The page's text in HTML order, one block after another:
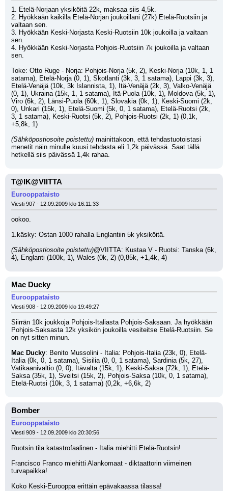
1. Etelä-Norjaan yksiköitä 22k, maksaa siis 4,5k.
2. Hyökkään kaikilla Etelä-Norjan joukoillani (27k) Etelä-Ruotsiin ja
valtaan sen.
3. Hyökkään Keski-Norjasta Keski-Ruotsiin 10k joukoilla ja valtaan
sen.
4. Hyökkään Keski-Norjasta Pohjois-Ruotsiin 7k joukoilla ja valtaan
sen.
Toke: Otto Ruge - Norja: Pohjois-Norja (5k, 2), Keski-Norja (10k, 1, 1
satama), Etelä-Norja (0, 1), Skotlanti (3k, 3, 1 satama), Lappi (3k, 3),
Etelä-Venäjä (10k, 3k Islannista, 1), Itä-Venäjä (2k, 3), Valko-Venäjä
(0, 1), Ukraina (15k, 1, 1 satama), Itä-Puola (10k, 1), Moldova (5k, 1),
Viro (6k, 2), Länsi-Puola (60k, 1), Slovakia (0k, 1), Keski-Suomi (2k,
0), Unkari (15k, 1), Etelä-Suomi (5k, 0, 1 satama), Etelä-Ruotsi (2k,
3, 1 satama), Keski-Ruotsi (5k, 2), Pohjois-Ruotsi (2k, 1) (0,1k,
+5,8k, 1)
(Sähköpostiosoite poistettu) mainittakoon, että tehdastuotoistasi
menetit näin minulle kuusi tehdasta eli 1,2k päivässä. Saat tällä
hetkellä siis päivässä 1,4k rahaa.
T@IK@VIITTA
Eurooppataisto
Viesti 907 - 12.09.2009 klo 16:11:33
ookoo.
1.käsky: Ostan 1000 rahalla Englantiin 5k yksiköitä.
(Sähköpostiosoite poistettu)@VIITTA: Kustaa V - Ruotsi: Tanska (6k,
4), Englanti (100k, 1), Wales (0k, 2) (0,85k, +1,4k, 4)
Mac Ducky
Eurooppataisto
Viesti 908 - 12.09.2009 klo 19:49:27
Siirrän 10k joukkoja Pohjois-Italiasta Pohjois-Saksaan. Ja hyökkään
Pohjois-Saksasta 12k yksikön joukoilla vesiteitse Etelä-Ruotsiin. Se
on nyt sitten minun.
Mac Ducky: Benito Mussolini - Italia: Pohjois-Italia (23k, 0), Etelä-
Italia (0k, 0, 1 satama), Sisilia (0, 0, 1 satama), Sardinia (5k, 27),
Vatikaanivaltio (0, 0), Itävalta (15k, 1), Keski-Saksa (72k, 1), Etelä-
Saksa (35k, 1), Sveitsi (15k, 2), Pohjois-Saksa (10k, 0, 1 satama),
Etelä-Ruotsi (10k, 3, 1 satama) (0,2k, +6,6k, 2)
Bomber
Eurooppataisto
Viesti 909 - 12.09.2009 klo 20:30:56
Ruotsin tila katastrofaalinen - Italia miehitti Etelä-Ruotsin!
Francisco Franco miehitti Alankomaat - diktaattorin viimeinen
turvapaikka!
Koko Keski-Eurooppa erittäin epävakaassa tilassa!